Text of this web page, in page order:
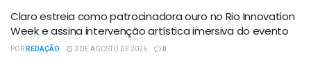
Claro estreia como patrocinadora ouro no Rio Innovation
Week e assina intervenção artística imersiva do evento
PORREDAÇÃO 3 DE AGOSTO DE 2026 0